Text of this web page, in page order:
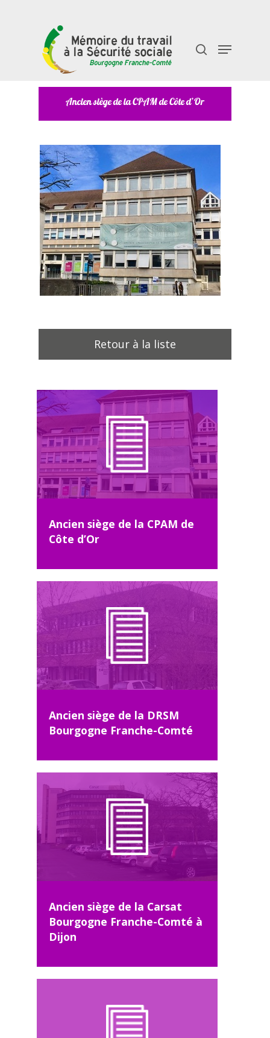
Taper "entrée" pour rechercher ou "échap" pour
fermerAncien siège de la CPAM de Côte d’Or
Retour à la liste
Ancien siège de la CPAM de
Côte d’Or
Ancien siège de la DRSM
Bourgogne Franche-Comté
Ancien siège de la Carsat
Bourgogne Franche-Comté à
Dijon